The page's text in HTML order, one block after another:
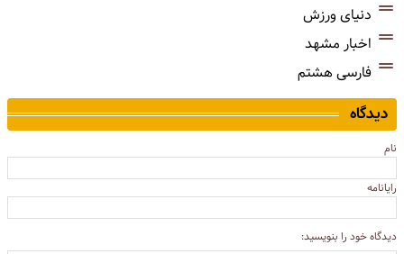
دنیای ورزش
اخبار مشهد
فارسی هشتم
دیدگاه
نام
رایانامه
دیدگاه خود را بنویسید: